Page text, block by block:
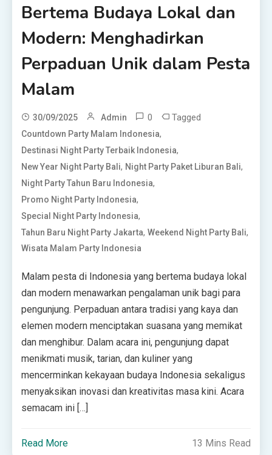
Bertema Budaya Lokal dan
Modern: Menghadirkan
Perpaduan Unik dalam Pesta
Malam
30/09/2025 Admin 0 Tagged
Countdown Party Malam Indonesia,
Destinasi Night Party Terbaik Indonesia,
New Year Night Party Bali, Night Party Paket Liburan Bali,
Night Party Tahun Baru Indonesia,
Promo Night Party Indonesia,
Special Night Party Indonesia,
Tahun Baru Night Party Jakarta,Weekend Night Party Bali,
Wisata Malam Party Indonesia
Malam pesta di Indonesia yang bertema budaya lokal
dan modern menawarkan pengalaman unik bagi para
pengunjung. Perpaduan antara tradisi yang kaya dan
elemen modern menciptakan suasana yang memikat
dan menghibur. Dalam acara ini, pengunjung dapat
menikmati musik, tarian, dan kuliner yang
mencerminkan kekayaan budaya Indonesia sekaligus
menyaksikan inovasi dan kreativitas masa kini. Acara
semacam ini […]
Read More 13 Mins Read